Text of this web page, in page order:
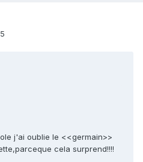
j'ai oublie le <<germain>>
cela surprend!!!!